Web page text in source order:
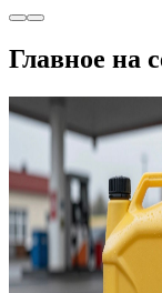
Главное на